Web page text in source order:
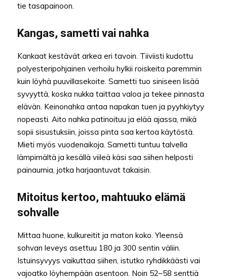
tie tasapainoon.
Kangas, sametti vai nahka
Kankaat kestävät arkea eri tavoin. Tiiviisti kudottu
polyesteripohjainen verhoilu hylkii roiskeita paremmin
kuin löyhä puuvillasekoite. Sametti tuo siniseen lisää
syvyyttä, koska nukka taittaa valoa ja tekee pinnasta
elävän. Keinonahka antaa napakan tuen ja pyyhkiytyy
nopeasti. Aito nahka patinoituu ja elää ajassa, mikä
sopii sisustuksiin, joissa pinta saa kertoa käytöstä.
Mieti myös vuodenaikoja. Sametti tuntuu talvella
lämpimältä ja kesällä viileä käsi saa siihen helposti
painaumia, jotka harjaantuvat takaisin.
Mitoitus kertoo, mahtuuko elämä
sohvalle
Mittaa huone, kulkureitit ja maton koko. Yleensä
sohvan leveys asettuu 180 ja 300 sentin väliin.
Istuinsyvyys vaikuttaa siihen, istutko ryhdikkäästi vai
vajoatko löyhempään asentoon. Noin 52–58 senttiä